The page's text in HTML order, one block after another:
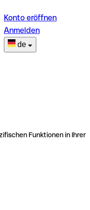
Konto eröffnen
Anmelden
de
Funktionen in Ihrer